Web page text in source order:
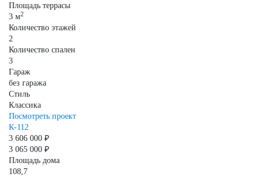
Площадь террасы
3 м2
Количество этажей
2
Количество спален
3
Гараж
без гаража
Стиль
Классика
Посмотреть проект
К-112
3 606 000 ₽
3 065 000 ₽
Площадь дома
108,7